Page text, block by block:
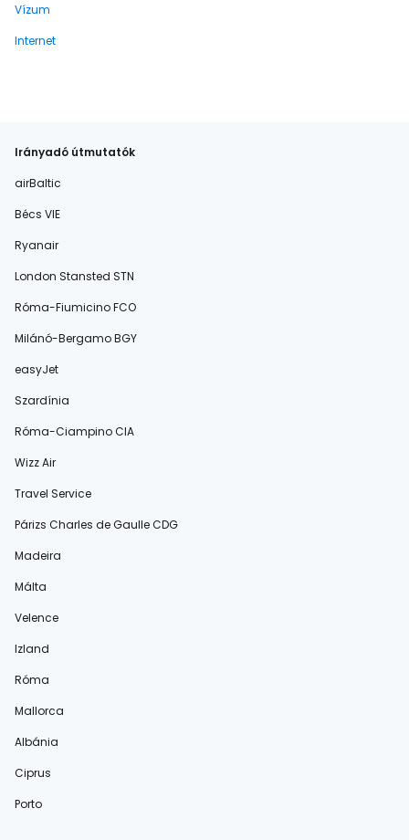
Vízum
Internet
Irányadó útmutatók
airBaltic
Bécs VIE
Ryanair
London Stansted STN
Róma-Fiumicino FCO
Milánó-Bergamo BGY
easyJet
Szardínia
Róma-Ciampino CIA
Wizz Air
Travel Service
Párizs Charles de Gaulle CDG
Madeira
Málta
Velence
Izland
Róma
Mallorca
Albánia
Ciprus
Porto